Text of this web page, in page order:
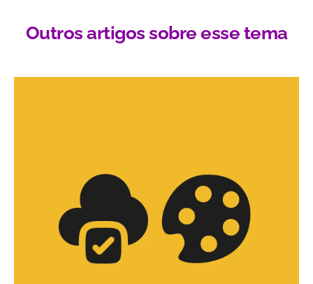
Outros artigos sobre esse tema